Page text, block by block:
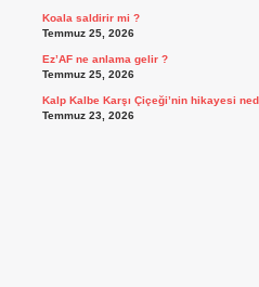
Koala saldirir mi ?
Temmuz 25, 2026
Ez’AF ne anlama gelir ?
Temmuz 25, 2026
Kalp Kalbe Karşı Çiçeği’nin hikayesi
Temmuz 23, 2026